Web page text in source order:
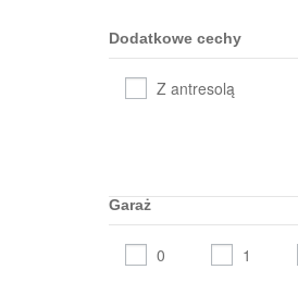
Dodatkowe cechy
Z antresolą
Garaż
0 1